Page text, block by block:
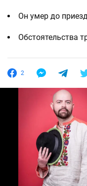
Он умер до
Обстоятельства
2